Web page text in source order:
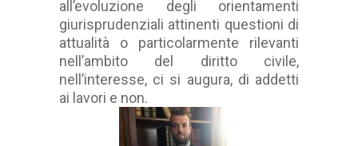
all’evoluzione degli orientamenti
giurisprudenziali attinenti questioni di
attualità o particolarmente rilevanti
nell’ambito del diritto civile,
nell’interesse, ci si augura, di addetti
ai lavori e non.